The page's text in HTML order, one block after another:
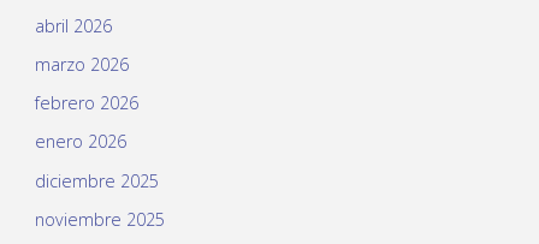
abril 2026
marzo 2026
febrero 2026
enero 2026
diciembre 2025
noviembre 2025